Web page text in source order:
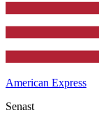
American Express
Senast